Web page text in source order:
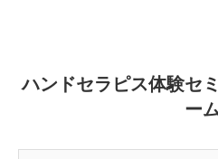
ハンドセラピス体験セ
ー